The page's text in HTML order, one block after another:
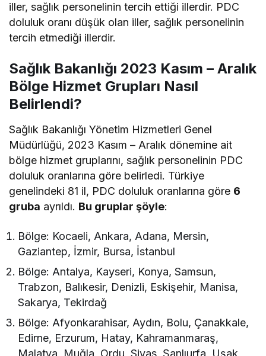
iller, sağlık personelinin tercih ettiği illerdir. PDC
doluluk oranı düşük olan iller, sağlık personelinin
tercih etmediği illerdir.
Sağlık Bakanlığı 2023 Kasım – Aralık
Bölge Hizmet Grupları Nasıl
Belirlendi?
Sağlık Bakanlığı Yönetim Hizmetleri Genel
Müdürlüğü, 2023 Kasım – Aralık dönemine ait
bölge hizmet gruplarını, sağlık personelinin PDC
doluluk oranlarına göre belirledi. Türkiye
genelindeki 81 il, PDC doluluk oranlarına göre 6
gruba ayrıldı. Bu gruplar şöyle:
Bölge: Kocaeli, Ankara, Adana, Mersin,
Gaziantep, İzmir, Bursa, İstanbul
Bölge: Antalya, Kayseri, Konya, Samsun,
Trabzon, Balıkesir, Denizli, Eskişehir, Manisa,
Sakarya, Tekirdağ
Bölge: Afyonkarahisar, Aydın, Bolu, Çanakkale,
Edirne, Erzurum, Hatay, Kahramanmaraş,
Malatya, Muğla, Ordu, Sivas, Şanlıurfa, Uşak,